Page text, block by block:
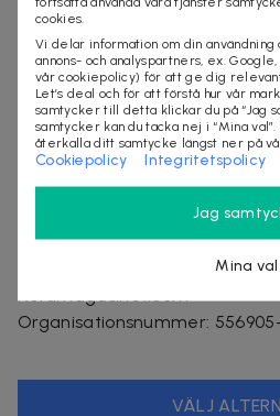
Ingår i paketet:
1 st huvudenhet
6 st pinnar
2 st krokar
1 st laddningskabel
Leveranstid: 1-3 arbetsdagar
Nordmagasinet.com
Organisationsnummer:
VÄLJ
cookies.
Vi delar information om din
annons- och analyspartners, ex.
vår cookiepolicy) för att ge dig
Let’s deal och för att förstå hur vår
samtycker till detta klickar du på “Jag
samtycker kan du tacka nej i “Mina
återkalla ditt samtycke längst ner på
Cookiepolicy Integritetspolicy
Jag
Mina val